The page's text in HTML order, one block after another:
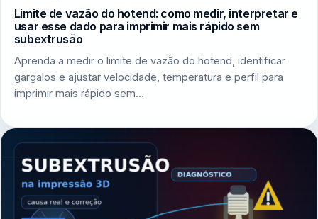
Limite de vazão do hotend: como medir, interpretar e
usar esse dado para imprimir mais rápido sem
subextrusão
Aprenda a medir o limite de vazão do hotend, identificar
gargalos e ajustar velocidade, temperatura e perfil para
imprimir mais rápido sem…